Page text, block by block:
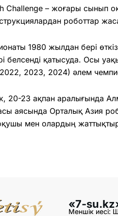
Challenge – жоғары сынып
роботтар
1980 жылдан бері
белсенді қатысуда. Осы
2023, 2024) әлем
20-23 ақпан аралығында
аясында Орталық Азия
мен олардың
«7-
Меншік иесі: